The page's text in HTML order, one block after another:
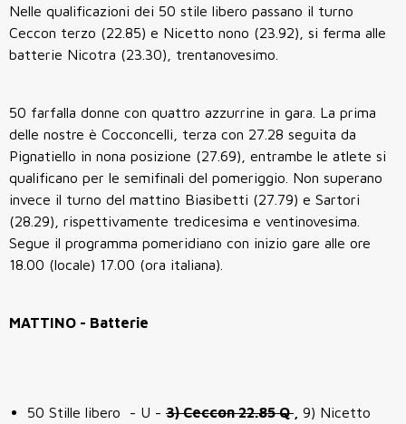
Nelle qualificazioni dei 50 stile libero passano il turno
Ceccon terzo (22.85) e Nicetto nono (23.92), si ferma alle
batterie Nicotra (23.30), trentanovesimo.
50 farfalla donne con quattro azzurrine in gara. La prima
delle nostre è Cocconcelli, terza con 27.28 seguita da
Pignatiello in nona posizione (27.69), entrambe le atlete si
qualificano per le semifinali del pomeriggio. Non superano
invece il turno del mattino Biasibetti (27.79) e Sartori
(28.29), rispettivamente tredicesima e ventinovesima.
Segue il programma pomeridiano con inizio gare alle ore
18.00 (locale) 17.00 (ora italiana).
MATTINO - Batterie
50 Stille libero - U - 3) Ceccon 22.85 Q 9) Nicetto